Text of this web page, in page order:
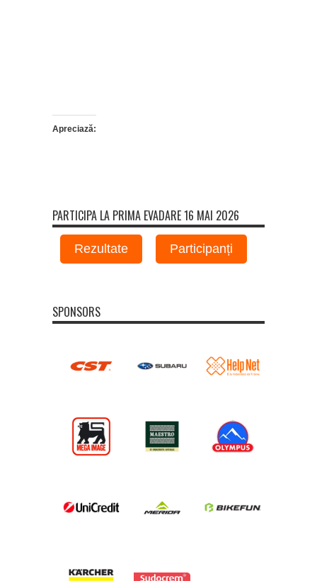
Apreciază:
PARTICIPA LA PRIMA EVADARE 16 MAI 2026
Rezultate Participanți
SPONSORS